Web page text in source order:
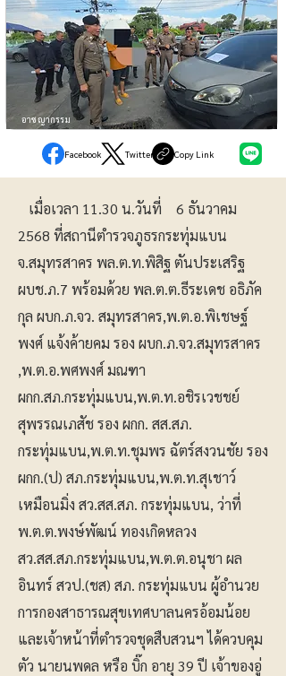
อาชญากรรม
Facebook Twitter Copy Link
เมื่อเวลา 11.30 น.วันที่ 6 ธันวาคม
2568 ที่สถานีตำรวจภูธรกระทุ่มแบน
จ.สมุทรสาคร พล.ต.ท.พิสิฐ ตันประเสริฐ
ผบช.ภ.7 พร้อมด้วย พล.ต.ต.ธีระเดช อธิภัค
กุล ผบก.ภ.จว. สมุทรสาคร,พ.ต.อ.พิเชษฐ์
พงศ์ แจ้งค้ายคม รอง ผบก.ภ.จว.สมุทรสาคร
,พ.ต.อ.พศพงศ์ มณฑา
ผกก.สภ.กระทุ่มแบน,พ.ต.ท.อชิรเวชชย์
สุพรรณเภสัช รอง ผกก. สส.สภ.
กระทุ่มแบน,พ.ต.ท.ชุมพร ฉัตร์สงวนชัย รอง
ผกก.(ป) สภ.กระทุ่มแบน,พ.ต.ท.สุเชาว์
เหมือนมิ่ง สว.สส.สภ. กระทุ่มแบน, ว่าที่
พ.ต.ต.พงษ์พัฒน์ ทองเกิดหลวง
สว.สส.สภ.กระทุ่มแบน,พ.ต.ต.อนุชา ผล
อินทร์ สวป.(ชส) สภ. กระทุ่มแบน ผู้อำนวย
การกองสาธารณสุขเทศบาลนครอ้อมน้อย
และเจ้าหน้าที่ตำรวจชุดสืบสวนฯ ได้ควบคุม
ตัว นายนพดล หรือ บิ๊ก อายุ 39 ปี เจ้าของอู่